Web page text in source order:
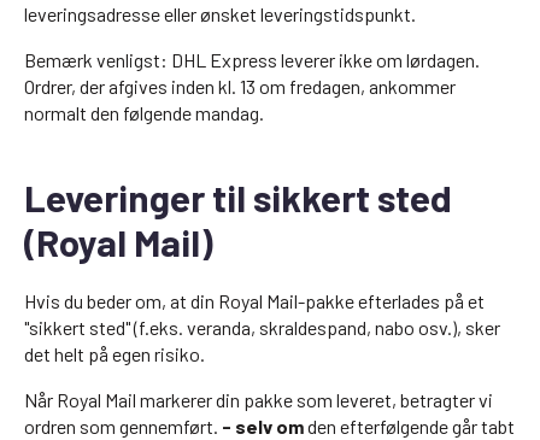
leveringsadresse eller ønsket leveringstidspunkt.
Bemærk venligst: DHL Express leverer ikke om lørdagen.
Ordrer, der afgives inden kl. 13 om fredagen, ankommer
normalt den følgende mandag.
Leveringer til sikkert sted
(Royal Mail)
Hvis du beder om, at din Royal Mail-pakke efterlades på et
"sikkert sted" (f.eks. veranda, skraldespand, nabo osv.), sker
det helt på egen risiko.
Når Royal Mail markerer din pakke som leveret, betragter vi
ordren som gennemført. - selv omden efterfølgende går tabt